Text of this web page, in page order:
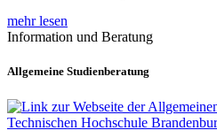
mehr lesen
Information und Beratung
Allgemeine Studienberatung